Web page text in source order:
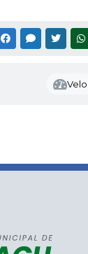
FACEBOOKMESSENGER